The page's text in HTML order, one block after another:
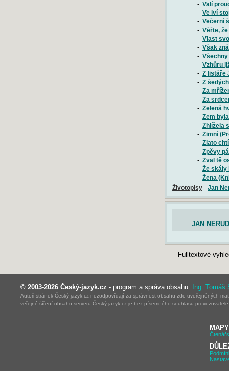
- Valí
- Ve lví
- Večerní
- Věřte,
- Vlast
- Však
-
- Vzhůru
- Z listáře
- Z
- Za
- Za
- Zelená
- Zem
- Zhlížela
- Zimní
- Zlato
- Zpěvy
- Zval tě
- Že skály
- Žena
Životopisy - Jan
JAN
Fulltextové
© 2003-2026 Český-jazyk.cz - program a správa obsahu: Ing. Tomáš
Autoři stránek Český-jazyk.cz nezodpovídají za správnost obsahu zde uveřejněných
veřejné šíření obsahu serveru Český-jazyk.cz je bez písemného souhlasu